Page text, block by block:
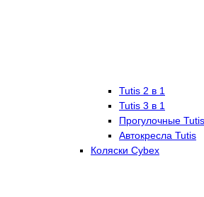
Tutis 2 в 1
Tutis 3 в 1
Прогулочные Tutis
Автокресла Tutis
Коляски Cybex